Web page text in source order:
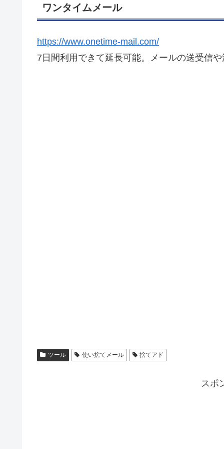
ワンタイムメール
https://www.onetime-mail.com/
7日間利用できて延長可能。メールの送受信や
ツール 使い捨てメール 捨てアド
スポ